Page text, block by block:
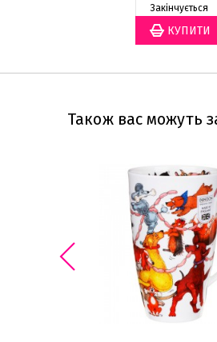
Закінчується
Також вас можуть